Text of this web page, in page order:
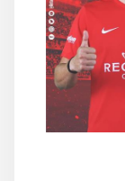
HABERLER
İLETİŞİM